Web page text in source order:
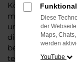
Köln bei
mehrfach. So
und bringen eine
die Beratung mit
bei jedem Kauf
teilweise im
Funktional
Diese
der
Maps,
werden
YouTube